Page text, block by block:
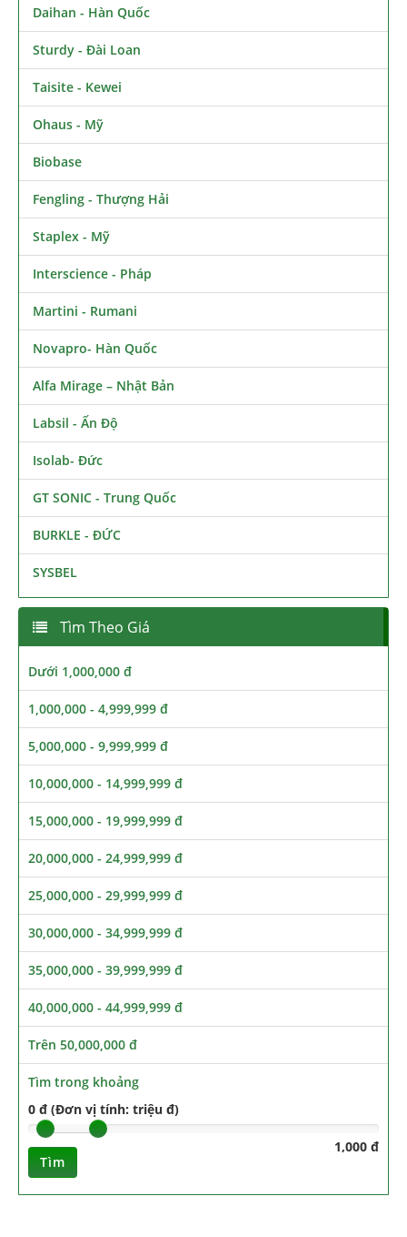
Daihan - Hàn Quốc
Sturdy - Đài Loan
Taisite - Kewei
Ohaus - Mỹ
Biobase
Fengling - Thượng Hải
Staplex - Mỹ
Interscience - Pháp
Martini - Rumani
Novapro- Hàn Quốc
Alfa Mirage – Nhật Bản
Labsil - Ấn Độ
Isolab- Đức
GT SONIC - Trung Quốc
BURKLE - ĐỨC
SYSBEL
Tìm Theo Giá
Dưới 1,000,000 đ
1,000,000 - 4,999,999 đ
5,000,000 - 9,999,999 đ
10,000,000 - 14,999,999 đ
15,000,000 - 19,999,999 đ
20,000,000 - 24,999,999 đ
25,000,000 - 29,999,999 đ
30,000,000 - 34,999,999 đ
35,000,000 - 39,999,999 đ
40,000,000 - 44,999,999 đ
Trên 50,000,000 đ
Tìm trong khoảng
0 đ (Đơn vị tính: triệu đ)
1,000 đ
Tìm